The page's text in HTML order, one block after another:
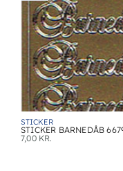
STICKER
STICKER BARNEDÅB
7,00 KR.